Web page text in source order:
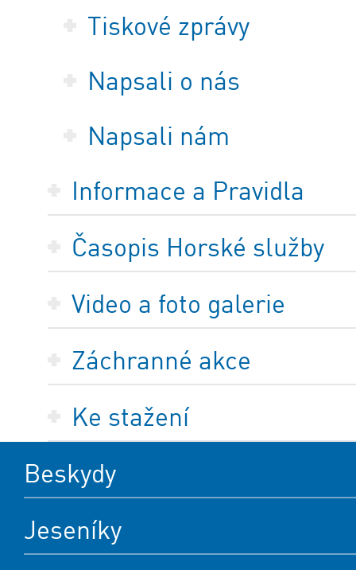
Tiskové zprávy
Napsali o nás
Napsali nám
Informace a Pravidla
Časopis Horské služby
Video a foto galerie
Záchranné akce
Ke stažení
Beskydy
Jeseníky